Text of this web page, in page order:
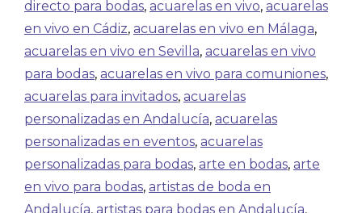
directo para bodas, acuarelas en vivo, acuarelas
en vivo en Cádiz, acuarelas en vivo en Málaga,
acuarelas en vivo en Sevilla, acuarelas en vivo
para bodas, acuarelas en vivo para comuniones,
acuarelas para invitados, acuarelas
personalizadas en Andalucía, acuarelas
personalizadas en eventos, acuarelas
personalizadas para bodas, arte en bodas, arte
en vivo para bodas, artistas de boda en
Andalucía, artistas para bodas en Andalucía,